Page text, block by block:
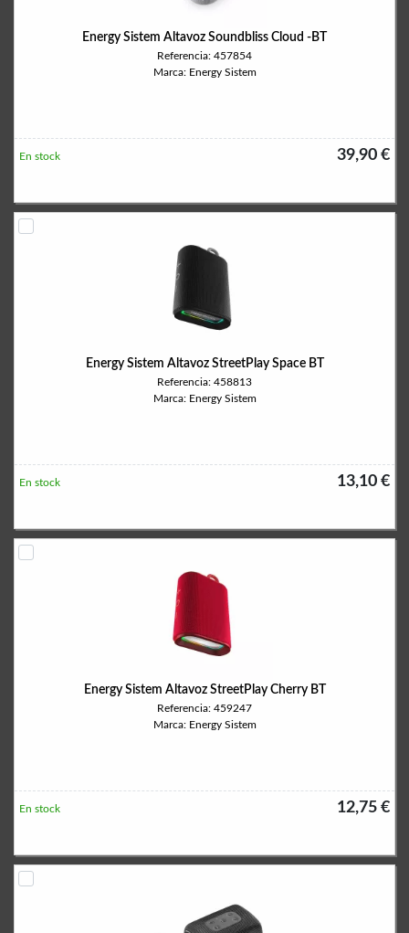
Energy Sistem Altavoz Soundbliss Cloud -BT
Referencia: 457854
Marca: Energy Sistem
39,90 €
En stock
Energy Sistem Altavoz StreetPlay Space BT
Referencia: 458813
Marca: Energy Sistem
13,10 €
En stock
Energy Sistem Altavoz StreetPlay Cherry BT
Referencia: 459247
Marca: Energy Sistem
12,75 €
En stock